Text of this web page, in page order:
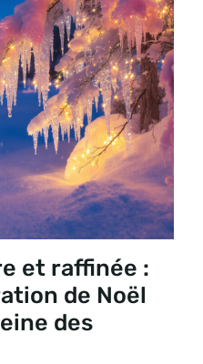
et raffinée :
de Noël
des